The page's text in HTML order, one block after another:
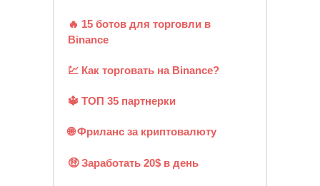
🔥 15 ботов для торговли в
Binance
💹 Как торговать на Binance?
🔱 ТОП 35 партнерки
🌐 Фриланс за криптовалюту
🤑 Заработать 20$ в день